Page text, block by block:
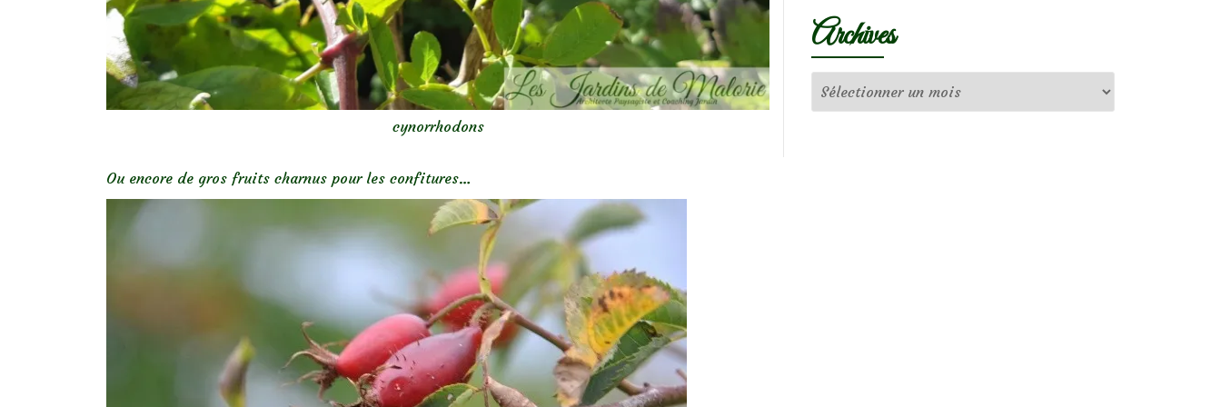
cynorrhodons
Ou encore de gros fruits charnus pour les confitures…
Archives
Archives